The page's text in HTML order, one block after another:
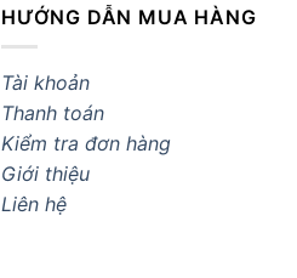
HƯỚNG DẪN MUA HÀNG
Tài khoản
Thanh toán
Kiểm tra đơn hàng
Giới thiệu
Liên hệ